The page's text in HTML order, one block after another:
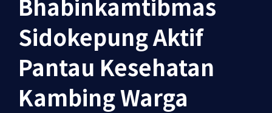
Sidokepung Aktif
Pantau Kesehatan
Kambing Warga